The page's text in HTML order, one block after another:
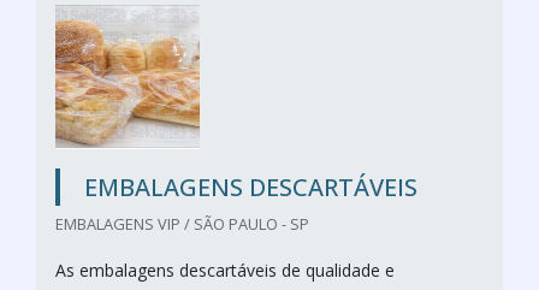
EMBALAGENS DESCARTÁVEIS
EMBALAGENS VIP / SÃO PAULO - SP
As embalagens descartáveis de qualidade e